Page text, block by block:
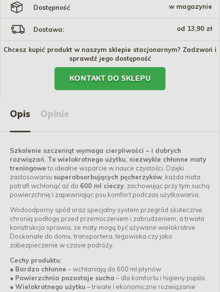
Dostępność w magazynie
Dostawa: od 13,90 zł
Chcesz kupić produkt w naszym sklepie stacjonarnym? Zadzwoń i
sprawdź jego dostępność
KONTAKT DO SKLEPU
Opis Opinie
Szkolenie szczeniąt wymaga cierpliwości – i dobrych
rozwiązań. Te wielokrotnego użytku, niezwykle chłonne maty
treningoweto idealne wsparcie w nauce czystości. Dzięki
zastosowaniu superabsorbujących pęcherzyków , każda mata
potrafi wchłonąć aż do 600 ml cieczy , zachowując przy tym suchą
powierzchnię i zapewniając psu komfort podczas użytkowania.
Wodoodporny spód oraz specjalny system przegród skutecznie
chronią podłogę przed przemoczeniem i zabrudzeniem, a trwała
konstrukcja sprawia, że maty mogą być używane wielokrotnie.
Doskonałe do domu, transportera, legowiska czy jako
zabezpieczenie w czasie podróży.
Cechy produktu:
● Bardzo chłonne – wchłaniają do 600 ml płynów
● Powierzchnia pozostaje sucha – dla komfortu i higieny pupila
● Wielokrotnego użytku – trwałe i ekonomiczne rozwiązanie